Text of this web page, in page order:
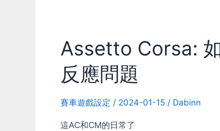
Assetto Corsa:
反應問題
賽車遊戲設定 / 2024-01-15 / Dabinn
這AC和CM的日常了